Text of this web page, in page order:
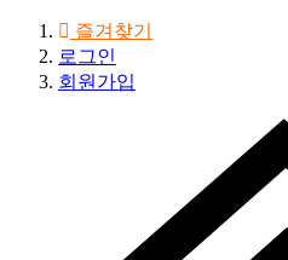
즐겨찾기
로그인
회원가입